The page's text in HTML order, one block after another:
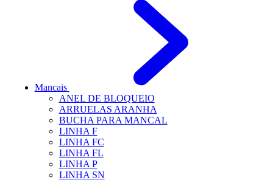
Mancais
ANEL DE BLOQUEIO
ARRUELAS ARANHA
BUCHA PARA MANCAL
LINHA F
LINHA FC
LINHA FL
LINHA P
LINHA SN